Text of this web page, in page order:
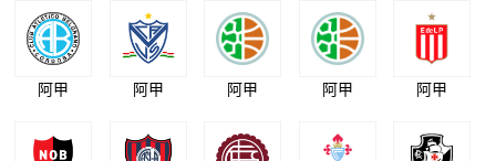
阿甲 阿甲 阿甲 阿甲 阿甲